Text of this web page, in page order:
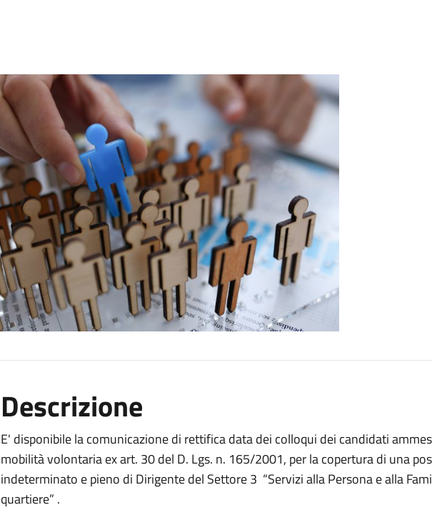
Descrizione
E' disponibile la comunicazione di rettifica data dei colloqui dei candidati
mobilità volontaria ex art. 30 del D. Lgs. n. 165/2001, per la copertura di una
indeterminato e pieno di Dirigente del Settore 3 “Servizi alla Persona e alla
quartiere” .